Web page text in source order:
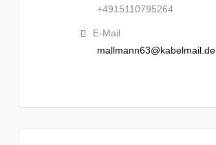
+4915110795264
E-Mail
mallmann63@kabelmail.de